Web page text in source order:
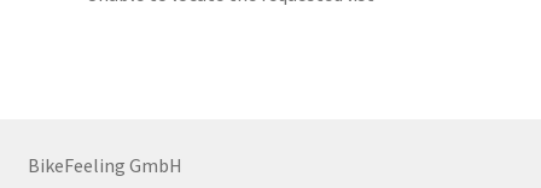
BikeFeeling GmbH